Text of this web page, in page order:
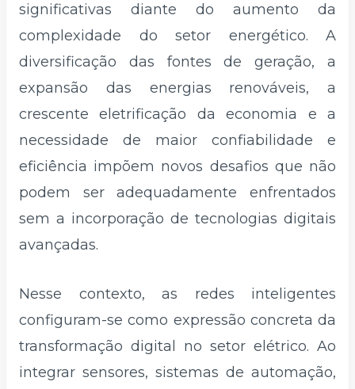
significativas diante do aumento da
complexidade do setor energético. A
diversificação das fontes de geração, a
expansão das energias renováveis, a
crescente eletrificação da economia e a
necessidade de maior confiabilidade e
eficiência impõem novos desafios que não
podem ser adequadamente enfrentados
sem a incorporação de tecnologias digitais
avançadas.
Nesse contexto, as redes inteligentes
configuram-se como expressão concreta da
transformação digital no setor elétrico. Ao
integrar sensores, sistemas de automação,